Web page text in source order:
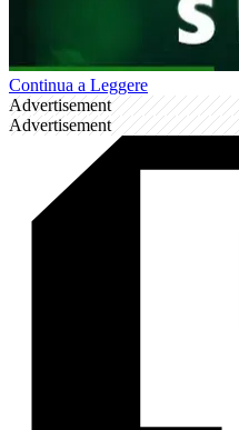
Continua a Leggere
Advertisement
Advertisement